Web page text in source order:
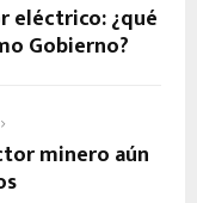
eléctrico: ¿qué
Gobierno?
minero aún